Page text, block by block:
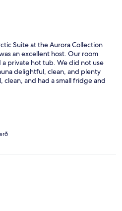
Suite at the Aurora Collection
an excellent host. Our room
a private hot tub. We did not use
delightful, clean, and plenty
clean, and had a small fridge and
in February 2022 the
to seeing it when we return to the
uploaded were taken in the
February 2022.